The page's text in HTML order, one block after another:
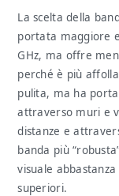
La scelta della
portata maggiore
GHz, ma offre
perché è più
pulita, ma ha
attraverso muri e
distanze e
banda più
visuale
superiori.